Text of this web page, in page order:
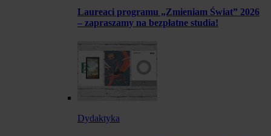
Laureaci programu „Zmieniam Świat” 2026
– zapraszamy na bezpłatne studia!
Dydaktyka